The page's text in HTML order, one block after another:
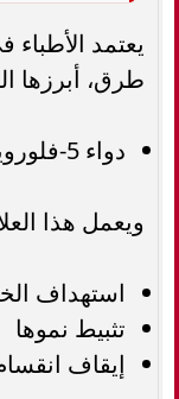
يعتمد
طرق، أبرزها
دواء 5-فلورويوراسيل (5-Fluorouracil)
ويعمل هذا
استهداف
تثبيط نموها
إيقاف